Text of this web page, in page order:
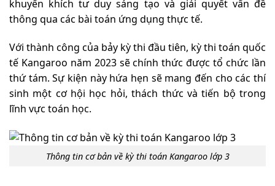
khuyến khích tư duy sáng tạo và giải quyết vấn đề
thông qua các bài toán ứng dụng thực tế.
Với thành công của bảy kỳ thi đầu tiên, kỳ thi toán quốc
tế Kangaroo năm 2023 sẽ chính thức được tổ chức lần
thứ tám. Sự kiện này hứa hẹn sẽ mang đến cho các thí
sinh một cơ hội học hỏi, thách thức và tiến bộ trong
lĩnh vực toán học.
Thông tin cơ bản về kỳ thi toán Kangaroo lớp 3